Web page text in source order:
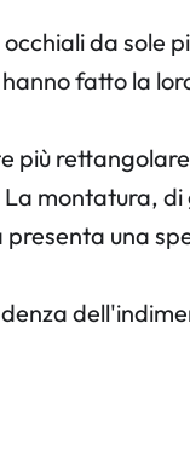
occhiali da
fatto la
più
montatura,
una